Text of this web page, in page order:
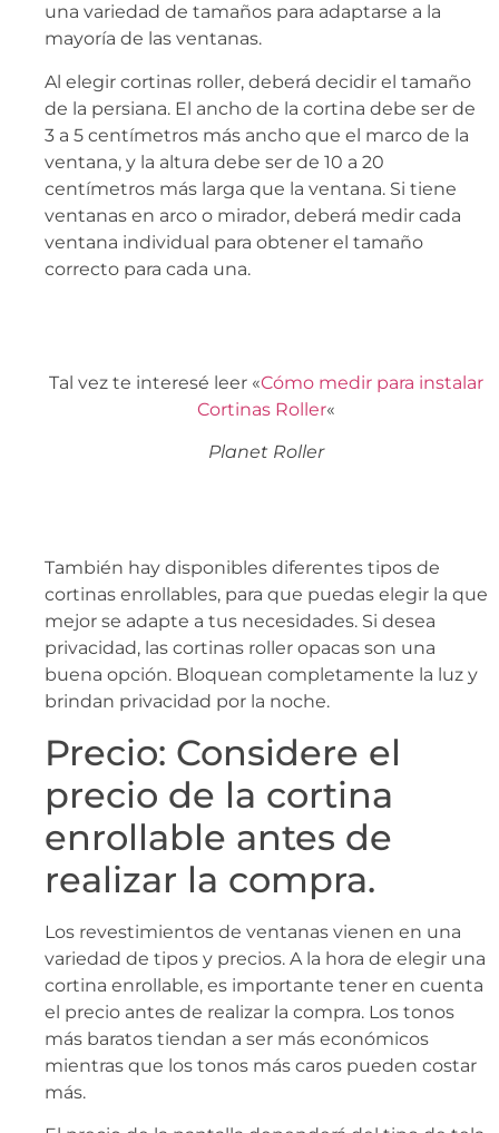
una variedad de tamaños para adaptarse a la
mayoría de las ventanas.
Al elegir cortinas roller, deberá decidir el tamaño
de la persiana. El ancho de la cortina debe ser de
3 a 5 centímetros más ancho que el marco de la
ventana, y la altura debe ser de 10 a 20
centímetros más larga que la ventana. Si tiene
ventanas en arco o mirador, deberá medir cada
ventana individual para obtener el tamaño
correcto para cada una.
Tal vez te interesé leer «Cómo medir para instalar
Cortinas Roller«
Planet Roller
También hay disponibles diferentes tipos de
cortinas enrollables, para que puedas elegir la que
mejor se adapte a tus necesidades. Si desea
privacidad, las cortinas roller opacas son una
buena opción. Bloquean completamente la luz y
brindan privacidad por la noche.
Precio: Considere el
precio de la cortina
enrollable antes de
realizar la compra.
Los revestimientos de ventanas vienen en una
variedad de tipos y precios. A la hora de elegir una
cortina enrollable, es importante tener en cuenta
el precio antes de realizar la compra. Los tonos
más baratos tiendan a ser más económicos
mientras que los tonos más caros pueden costar
más.